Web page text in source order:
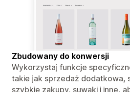
Zbudowany do konwersji
Wykorzystaj funkcje
takie jak sprzedaż dodatkowa,
szybkie zakupy, suwaki i inne,